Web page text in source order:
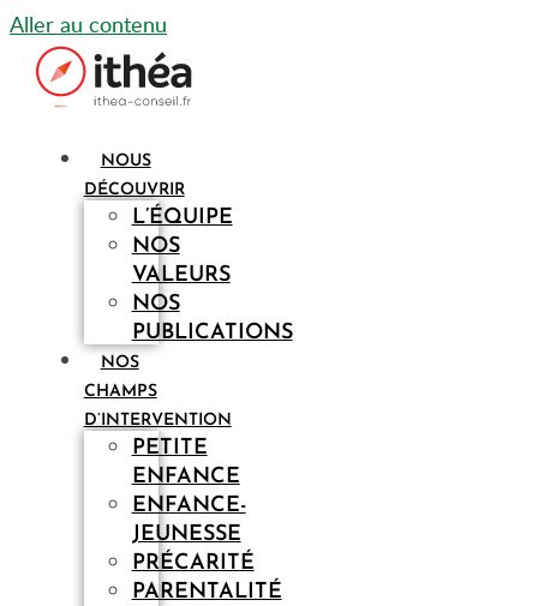
Aller au contenu
NOUS
DÉCOUVRIR
L’ÉQUIPE
NOS
VALEURS
NOS
PUBLICATIONS
NOS
CHAMPS
D’INTERVENTION
PETITE
ENFANCE
ENFANCE-
JEUNESSE
PRÉCARITÉ
PARENTALITÉ